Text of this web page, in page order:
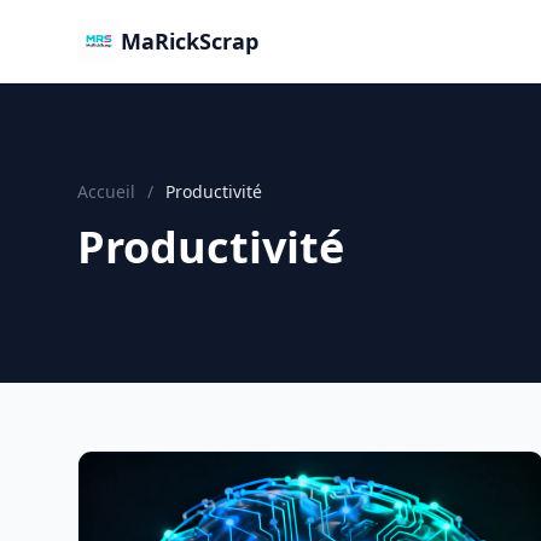
MaRickScrap
Accueil / Productivité
Productivité